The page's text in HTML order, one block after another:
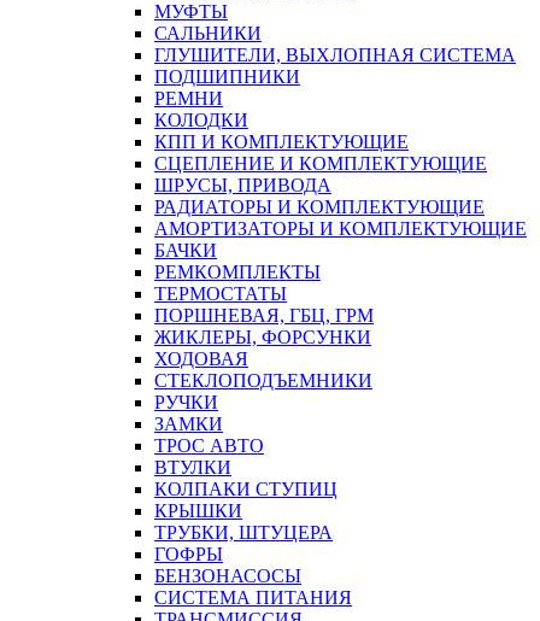
МУФТЫ
САЛЬНИКИ
ГЛУШИТЕЛИ, ВЫХЛОПНАЯ СИСТЕМА
ПОДШИПНИКИ
РЕМНИ
КОЛОДКИ
КПП И КОМПЛЕКТУЮЩИЕ
СЦЕПЛЕНИЕ И КОМПЛЕКТУЮЩИЕ
ШРУСЫ, ПРИВОДА
РАДИАТОРЫ И КОМПЛЕКТУЮЩИЕ
АМОРТИЗАТОРЫ И КОМПЛЕКТУЮЩИЕ
БАЧКИ
РЕМКОМПЛЕКТЫ
ТЕРМОСТАТЫ
ПОРШНЕВАЯ, ГБЦ, ГРМ
ЖИКЛЕРЫ, ФОРСУНКИ
ХОДОВАЯ
СТЕКЛОПОДЪЕМНИКИ
РУЧКИ
ЗАМКИ
ТРОС АВТО
ВТУЛКИ
КОЛПАКИ СТУПИЦ
КРЫШКИ
ТРУБКИ, ШТУЦЕРА
ГОФРЫ
БЕНЗОНАСОСЫ
СИСТЕМА ПИТАНИЯ